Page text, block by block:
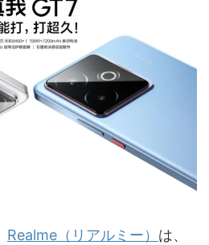
Realme（リアルミー） は、